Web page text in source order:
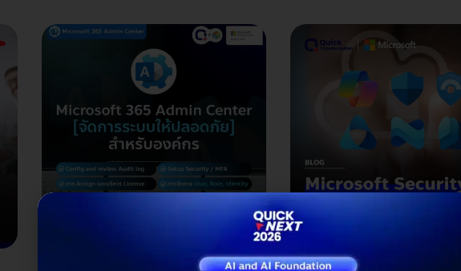
Microsoft 365